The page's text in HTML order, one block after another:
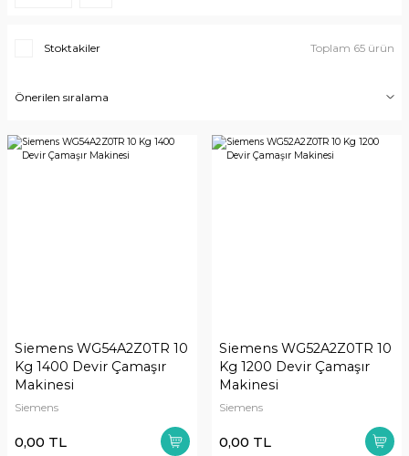
Stoktakiler Toplam 65 ürün
Siemens WG54A2Z0TR 10
Kg 1400 Devir Çamaşır
Makinesi
Siemens
0,00 TL
Siemens WG52A2Z0TR 10
Kg 1200 Devir Çamaşır
Makinesi
Siemens
0,00 TL